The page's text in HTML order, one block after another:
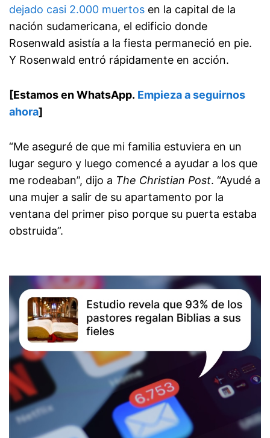
dejado casi 2.000 muertos en la capital de la
nación sudamericana, el edificio donde
Rosenwald asistía a la fiesta permaneció en pie.
Y Rosenwald entró rápidamente en acción.
[Estamos en WhatsApp. Empieza a seguirnos
ahora]
“Me aseguré de que mi familia estuviera en un
lugar seguro y luego comencé a ayudar a los que
me rodeaban”, dijo a The Christian Post. “Ayudé a
una mujer a salir de su apartamento por la
ventana del primer piso porque su puerta estaba
obstruida”.